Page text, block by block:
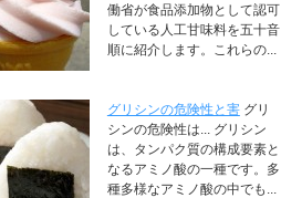
働省が食品添加物として認可
している人工甘味料を五十音
順に紹介します。これらの...
グリシンの危険性と害 グリ
シンの危険性は... グリシン
は、タンパク質の構成要素と
なるアミノ酸の一種です。多
種多様なアミノ酸の中でも...